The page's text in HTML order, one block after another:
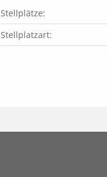
Stellplätze:
Stellplatzart: